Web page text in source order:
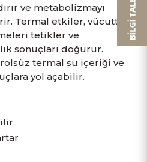
ve metabolizmayı
Termal etkiler, vücutta
tetikler ve
sonuçları doğurur.
termal su içeriği ve
yol açabilir.